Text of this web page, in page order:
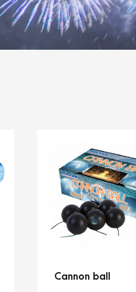
Cannon ball